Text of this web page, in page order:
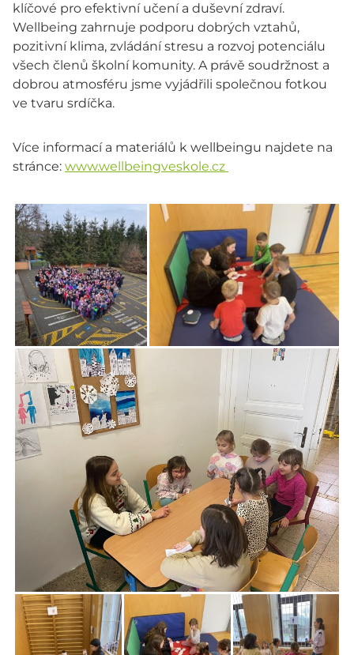
klíčové pro efektivní učení a duševní zdraví.
Wellbeing zahrnuje podporu dobrých vztahů,
pozitivní klima, zvládání stresu a rozvoj potenciálu
všech členů školní komunity. A právě soudržnost a
dobrou atmosféru jsme vyjádřili společnou fotkou
ve tvaru srdíčka.
Více informací a materiálů k wellbeingu najdete na
stránce: www.wellbeingveskole.cz